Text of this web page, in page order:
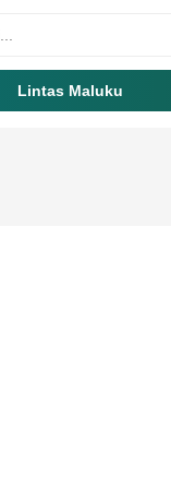
Lintas Maluku